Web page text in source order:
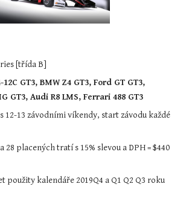
[třída B]
GT3, BMW Z4 GT3, Ford GT GT3,
GT3, Audi R8 LMS, Ferrari 488 GT3
12-13 závodními víkendy, start závodu každé
28 placených tratí s 15% slevou a DPH = $440
použity kalendáře 2019Q4 a